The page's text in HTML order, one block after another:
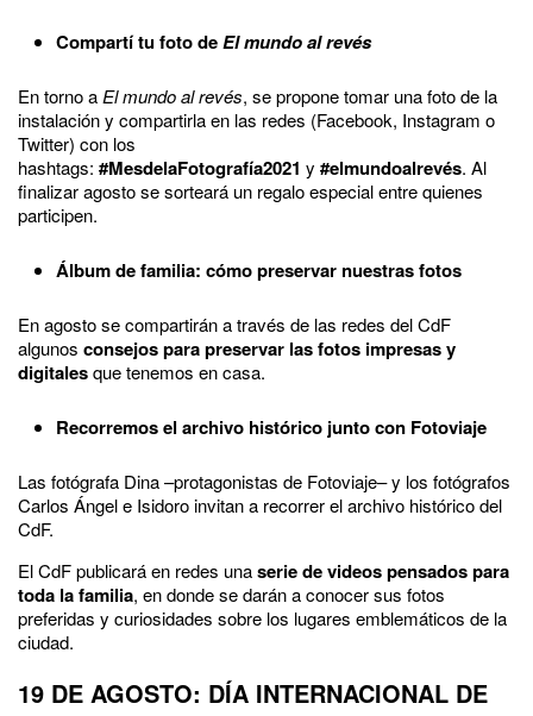
Compartí tu foto deEl mundo al revés
En torno a El mundo al revés, se propone tomar una foto de la
instalación y compartirla en las redes (Facebook, Instagram o
Twitter) con los
hashtags: #MesdelaFotografía2021 y #elmundoalrevés. Al
finalizar agosto se sorteará un regalo especial entre quienes
participen.
Álbum de familia: cómo preservar nuestras fotos
En agosto se compartirán a través de las redes del CdF
algunos consejos para preservar las fotos impresas y
digitalesque tenemos en casa.
Recorremos el archivo histórico junto con Fotoviaje
Las fotógrafa Dina –protagonistas de Fotoviaje– y los fotógrafos
Carlos Ángel e Isidoro invitan a recorrer el archivo histórico del
CdF.
El CdF publicará en redes unaserie de videos pensados para
toda la familia, en donde se darán a conocer sus fotos
preferidas y curiosidades sobre los lugares emblemáticos de la
ciudad.
19 DE AGOSTO: DÍA INTERNACIONAL DE